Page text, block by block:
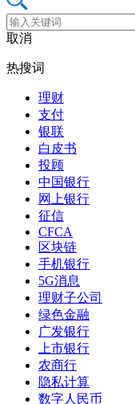
取消
热搜词
理财
支付
银联
白皮书
投顾
中国银行
网上银行
征信
CFCA
区块链
手机银行
5G消息
理财子公司
绿色金融
广发银行
上市银行
农商行
隐私计算
数字人民币